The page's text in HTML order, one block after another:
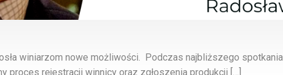
winiarzom nowe możliwości. Podczas najbliższego spotkania
proces rejestracji winnicy oraz zgłoszenia produkcji […]